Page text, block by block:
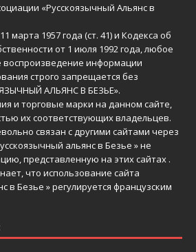
«Русскоязычный Aльянс в
марта 1957 года (ст. 41) и Кодекса об
от 1 июля 1992 года, любое
воспроизведение информации
строго запрещается без
АЛЬЯНС В БЕЗЬЕ».
и торговые марки на данном сайте,
их соответствующих владельцев.
связан с другими сайтами через
альянс в Безье » не
представленную на этих сайтах .
что использование сайта
в Безье » регулируется французским